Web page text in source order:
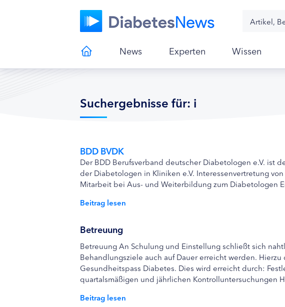
News Experten Wissen
Suchergebnisse für: i
BDD BVDK
Der BDD Berufsverband deutscher Diabetologen e.V. ist
der Diabetologen in Kliniken e.V. Interessenvertretung
Mitarbeit bei Aus- und Weiterbildung zum Diabetologen
Beitrag lesen
Betreuung
Betreuung An Schulung und Einstellung schließt sich
Behandlungsziele auch auf Dauer erreicht werden.
Gesundheitspass Diabetes. Dies wird erreicht durch:
quartalsmäßigen und jährlichen Kontrolluntersuchungen
Beitrag lesen